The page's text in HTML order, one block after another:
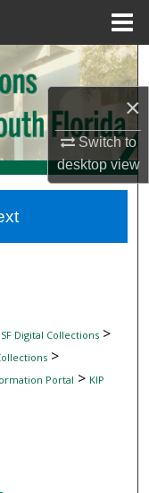
×
Switch to
desktopview
Digital Collections>
>
Portal > KIP